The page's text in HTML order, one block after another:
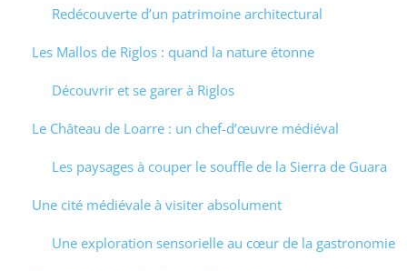
Redécouverte d’un patrimoine architectural
Les Mallos de Riglos : quand la nature étonne
Découvrir et se garer à Riglos
Le Château de Loarre : un chef-d’œuvre médiéval
Les paysages à couper le souffle de la Sierra de Guara
Une cité médiévale à visiter absolument
Une exploration sensorielle au cœur de la gastronomie